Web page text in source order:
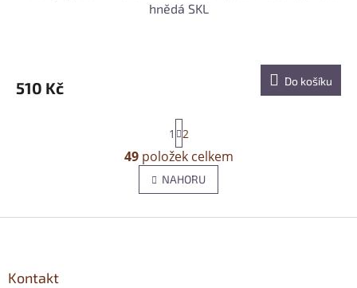
hnědá SKL
510 Kč Do košíku
O
v
l
d
t
r
á
n
k
v
1 2
49položek celkem
NAHORU
Kontakt